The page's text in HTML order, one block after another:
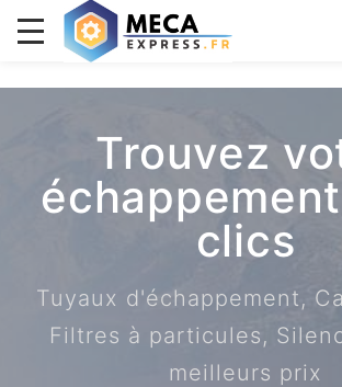
Trouvez
clics
Tuyaux d'échappement,
Filtres à particules,
meilleurs prix